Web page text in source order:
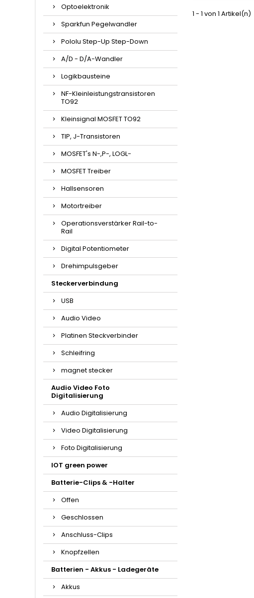
Optoelektronik
Sparkfun Pegelwandler
Pololu Step-Up Step-Down
A/D - D/A-Wandler
Logikbausteine
NF-Kleinleistungstransistoren
TO92
Kleinsignal MOSFET TO92
TIP, J-Transistoren
MOSFET's N-,P-, LOGL-
MOSFET Treiber
Hallsensoren
Motortreiber
Operationsverstärker Rail-to-
Rail
Digital Potentiometer
Drehimpulsgeber
Steckerverbindung
USB
Audio Video
Platinen Steckverbinder
Schleifring
magnet stecker
Audio Video Foto
Digitalisierung
Audio Digitalisierung
Video Digitalisierung
Foto Digitalisierung
IOT green power
Batterie-Clips & -Halter
Offen
Geschlossen
Anschluss-Clips
Knopfzellen
Batterien - Akkus - Ladegeräte
Akkus
1 - 1 von 1 Artikel(n)